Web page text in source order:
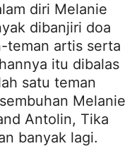
diri Melanie
dibanjiri doa
teman artis serta
itu dibalas
satu teman
Melanie
Antolin, Tika
banyak lagi.